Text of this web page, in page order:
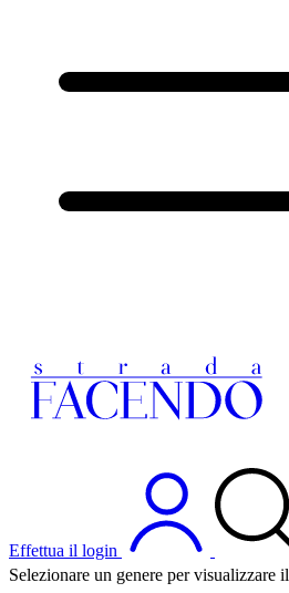
Effettua il login
Selezionare un genere per visualizzare